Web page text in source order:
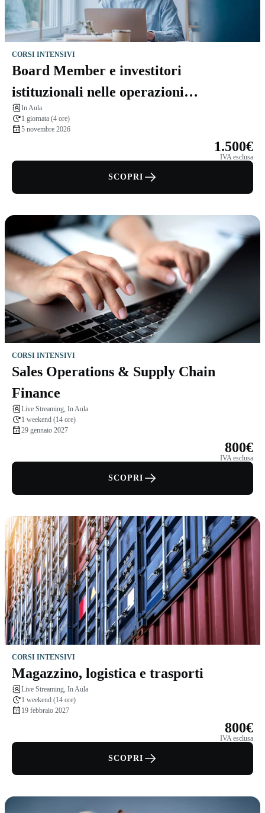
CORSI INTENSIVI
Board Member e investitori
istituzionali nelle operazioni
straordinarie - Board Member Catch-
up
In Aula
1 giornata (4 ore)
5 novembre 2026
1.500€
IVA esclusa
SCOPRI
CORSI INTENSIVI
Sales Operations & Supply Chain
Finance
Live Streaming, In Aula
1 weekend (14 ore)
29 gennaio 2027
800€
IVA esclusa
SCOPRI
CORSI INTENSIVI
Magazzino, logistica e trasporti
Live Streaming, In Aula
1 weekend (14 ore)
19 febbraio 2027
800€
IVA esclusa
SCOPRI